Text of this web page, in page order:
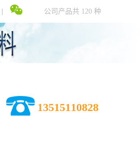
公司产品共 120 种
13515110828